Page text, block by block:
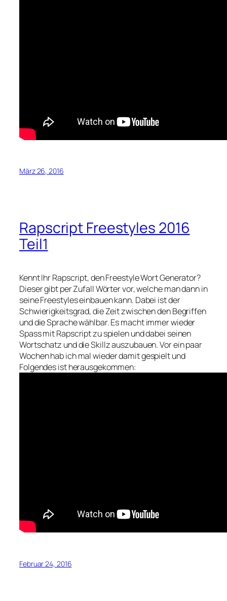
März 26, 2016
Rapscript Freestyles 2016
Teil1
Kennt Ihr Rapscript, den Freestyle Wort Generator?
Dieser gibt per Zufall Wörter vor, welche man dann in
seine Freestyles einbauen kann. Dabei ist der
Schwierigkeitsgrad, die Zeit zwischen den Begriffen
und die Sprache wählbar. Es macht immer wieder
Spass mit Rapscript zu spielen und dabei seinen
Wortschatz und die Skillz auszubauen. Vor ein paar
Wochen hab ich mal wieder damit gespielt und
Folgendes ist herausgekommen:
Februar 24, 2016